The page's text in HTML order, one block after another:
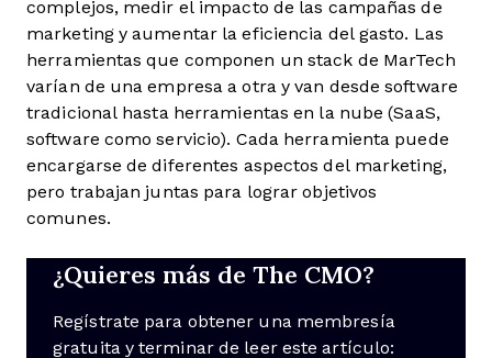
complejos, medir el impacto de las campañas de
marketing y aumentar la eficiencia del gasto. Las
herramientas que componen un stack de MarTech
varían de una empresa a otra y van desde software
tradicional hasta herramientas en la nube (SaaS,
software como servicio). Cada herramienta puede
encargarse de diferentes aspectos del marketing,
pero trabajan juntas para lograr objetivos
comunes.
¿Quieres más de The CMO?
Regístrate para obtener una membresía
gratuita y terminar de leer este artículo: